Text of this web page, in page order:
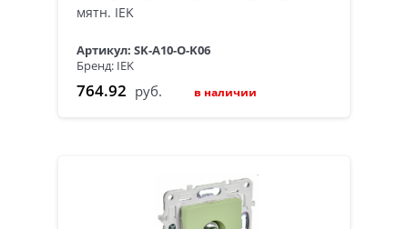
мятн. IEK
Артикул: SK-A10-O-K06
Бренд: IEK
764.92 руб. в наличии